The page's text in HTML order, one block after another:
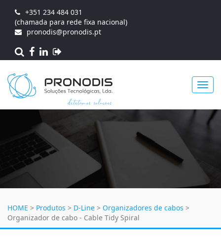
+351 234 484 031
(chamada para rede fixa nacional)
pronodis@pronodis.pt
HOME > Produtos > D-Line > Organizadores de cabos >
Organizador de cabo - Cable Tidy Spiral